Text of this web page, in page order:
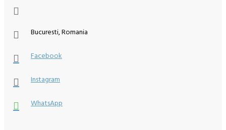
Bucuresti, Romania
Facebook
Instagram
WhatsApp